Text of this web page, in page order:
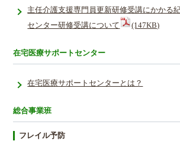
主任介護支援専門員更新研修受講にかかる
センター研修受講について
(147KB)
在宅医療サポートセンター
在宅医療サポートセンターとは？
総合事業班
フレイル予防